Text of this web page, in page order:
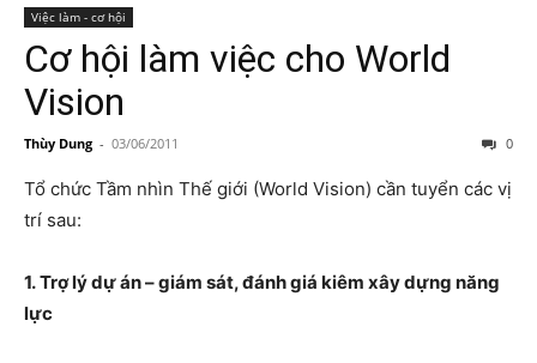
Việc làm - cơ hội
Cơ hội làm việc cho World
Vision
Thùy Dung - 03/06/2011 0
Tổ chức Tầm nhìn Thế giới (World Vision) cần tuyển các vị
trí sau:
1. Trợ lý dự án – giám sát, đánh giá kiêm xây dựng năng
lực